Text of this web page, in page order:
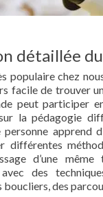
détaillée
populaire chez
facile de trouver
peut participer
la pédagogie
personne apprend
différentes
d’une
des
boucliers, des